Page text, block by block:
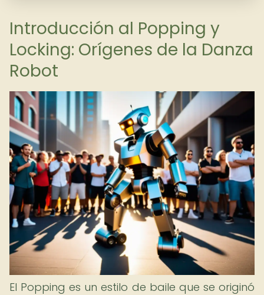
Introducción al Popping y
Locking: Orígenes de la Danza
Robot
El Popping es un estilo de baile que se originó